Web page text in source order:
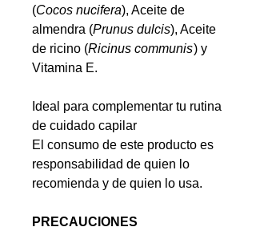
(Cocos nucifera), Aceite de
almendra (Prunus dulcis), Aceite
de ricino (Ricinus communis) y
Vitamina E.
Ideal para complementar tu rutina
de cuidado capilar
El consumo de este producto es
responsabilidad de quien lo
recomienda y de quien lo usa.
PRECAUCIONES